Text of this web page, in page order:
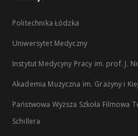
Politechnika Łódzka
Uniwersytet Medyczny
Instytut Medycyny Pracy im. prof. J.
Akademia Muzyczna im. Grażyny i
Państwowa Wyższa Szkoła Filmowa
Schillera